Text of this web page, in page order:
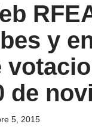
y
de
5, 2015